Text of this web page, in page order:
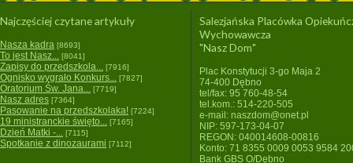
Najczęściej czytane artykuły
Nasza kadra [8693]
To jest Nasz... [8041]
Zapisy do przedszkola... [7916]
Ognisko wygrało Konkurs... [7827]
Oratorium Św. Jana... [7719]
Nasz adres [7364]
Pasowanie na przedszkolaka! [7224]
19 ministranckie święto... [7165]
Dzień Matki -... [7115]
Spotkanie z dinozaurami [7112]
Salezjańska Placówka
Wychowawcza
"Nasz Dom"
Plac Konstytucji 3-go Maja 2
74-400 Dębno
tel/fax: 95 760-48-54
tel.kom.: 514-220-505
e-mail: naszdom@onet.pl
NIP: 597-173-04-07
REGON: 040014608-00816
Konto: 71 8355 0009 0053 9584
Bank GBS O/Dębno